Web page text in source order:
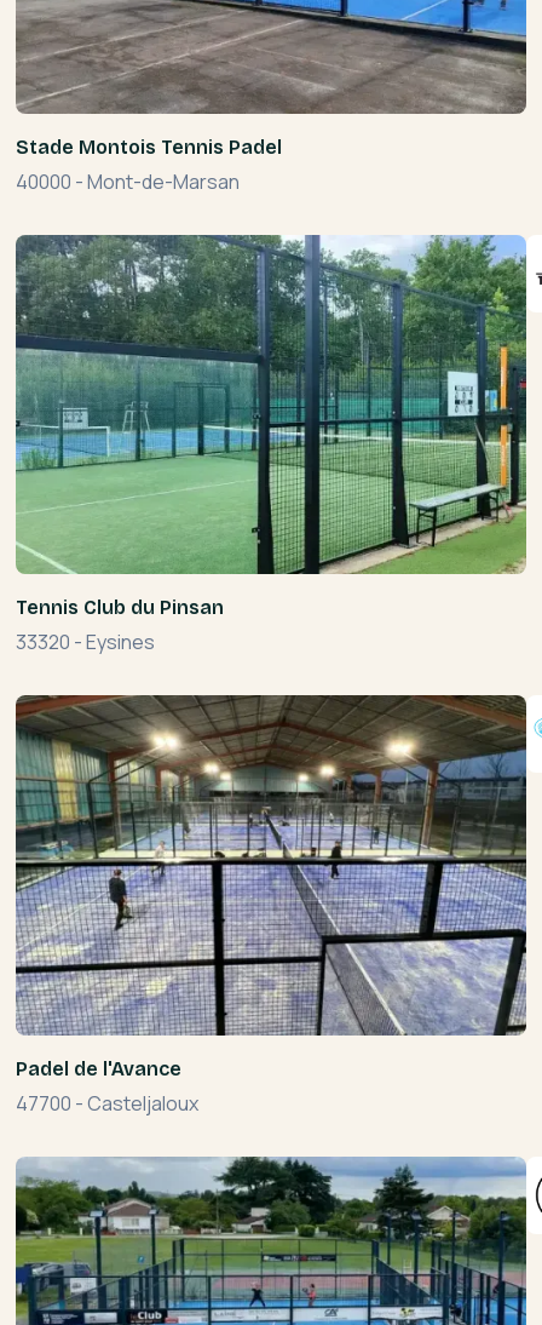
Stade Montois Tennis Padel
40000 -Mont-de-Marsan
Tennis Club du Pinsan
33320 -Eysines
Padel de l'Avance
47700 -Casteljaloux